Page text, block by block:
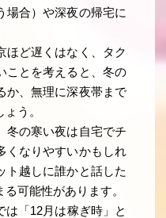
場合）や深夜の帰宅に
ほど遅くはなく、タク
ことを考えると、冬の
か、無理に深夜帯まで
う。
冬の寒い夜は自宅でチ
くなりやすいかもしれ
ト越しに誰かと話した
可能性があります。
は「12月は稼ぎ時」と